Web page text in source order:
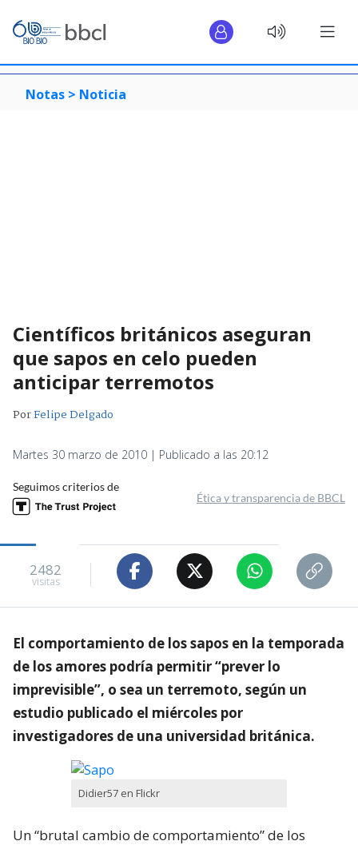
Notas > Noticia
Científicos británicos aseguran
que sapos en celo pueden
anticipar terremotos
PorFelipe Delgado
Martes 30 marzo de 2010 | Publicado a las 20:12
Seguimos criterios de
Ética y transparencia de BBCL
2482
visitas
El comportamiento de los sapos en la temporada
de los amores podría permitir “prever lo
imprevisible”, o sea un terremoto, según un
estudio publicado el miércoles por
investigadores de una universidad británica.
Didier57 en Flickr
Un “brutal cambio de comportamiento” de los